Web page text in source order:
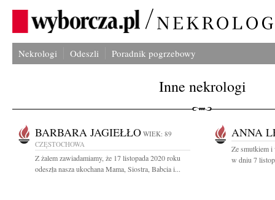
Nekrologi Odeszli Poradnik pogrzebowy
Inne nekrologi
BARBARA JAGIEŁŁO WIEK: 89
CZĘSTOCHOWA
Z żalem zawiadamiamy, że 17 listopada 2020 roku
odeszła nasza ukochana Mama, Siostra, Babcia i...
ANNA
Ze smutkiem i
w dniu 7